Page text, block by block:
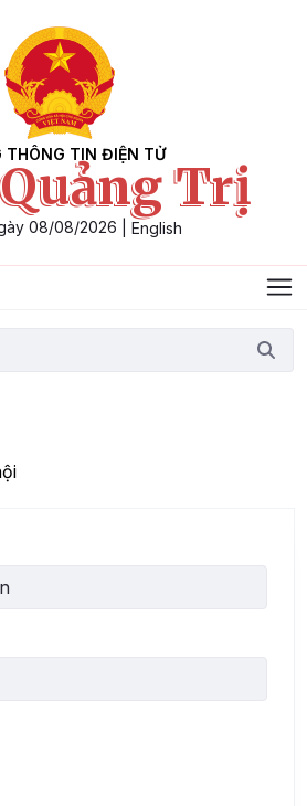
THÔNG TIN ĐIỆN TỬ
Trị
08/08/2026 English